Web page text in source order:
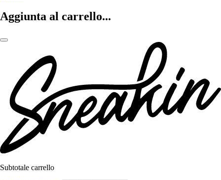
Aggiunta al carrello...
Subtotale carrello